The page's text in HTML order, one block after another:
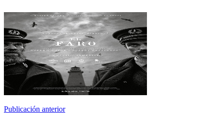
Publicación anterior